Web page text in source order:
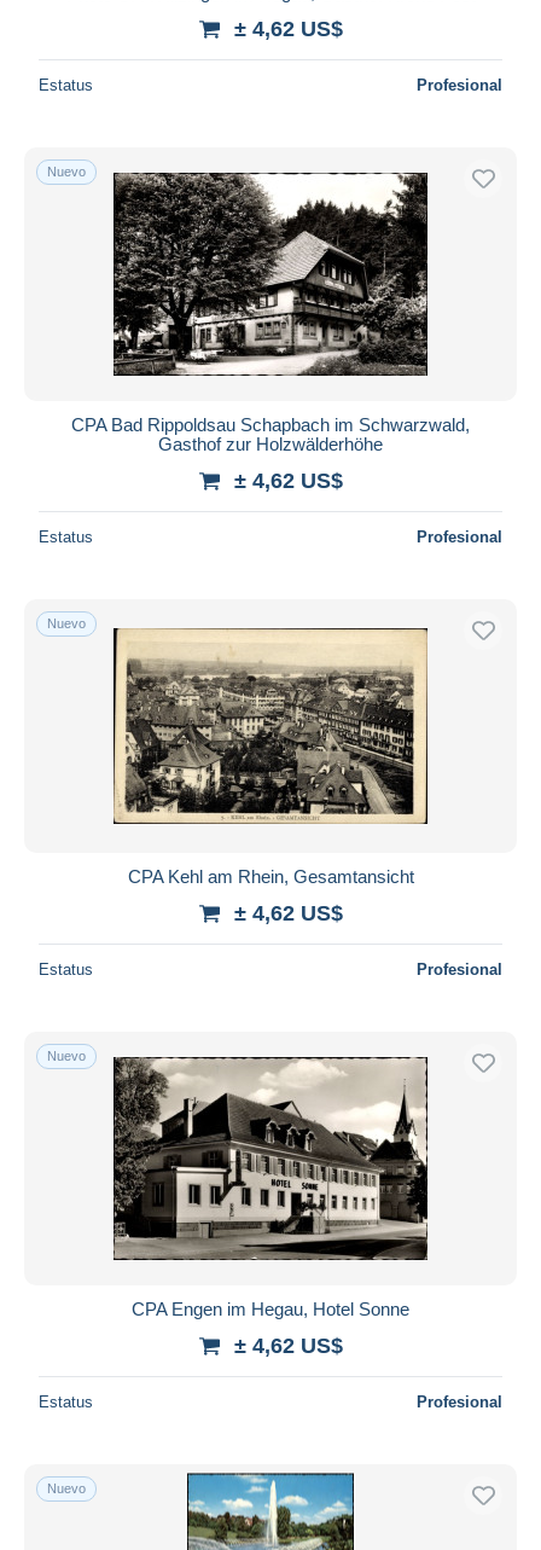
± 4,62 US$
Estatus Profesional
Nuevo
CPA Bad Rippoldsau Schapbach im Schwarzwald,
Gasthof zur Holzwälderhöhe
± 4,62 US$
Estatus Profesional
Nuevo
CPA Kehl am Rhein, Gesamtansicht
± 4,62 US$
Estatus Profesional
Nuevo
CPA Engen im Hegau, Hotel Sonne
± 4,62 US$
Estatus Profesional
Nuevo